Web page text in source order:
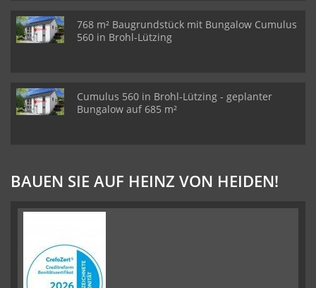
768 m² Baugrundstück mit Bungalow Cumulus
560 in Brohl-Lützing
Cumulus 560 in Brohl-Lützing - geplanter
Bungalow auf 685 m²
BAUEN SIE AUF HEINZ VON HEIDEN!